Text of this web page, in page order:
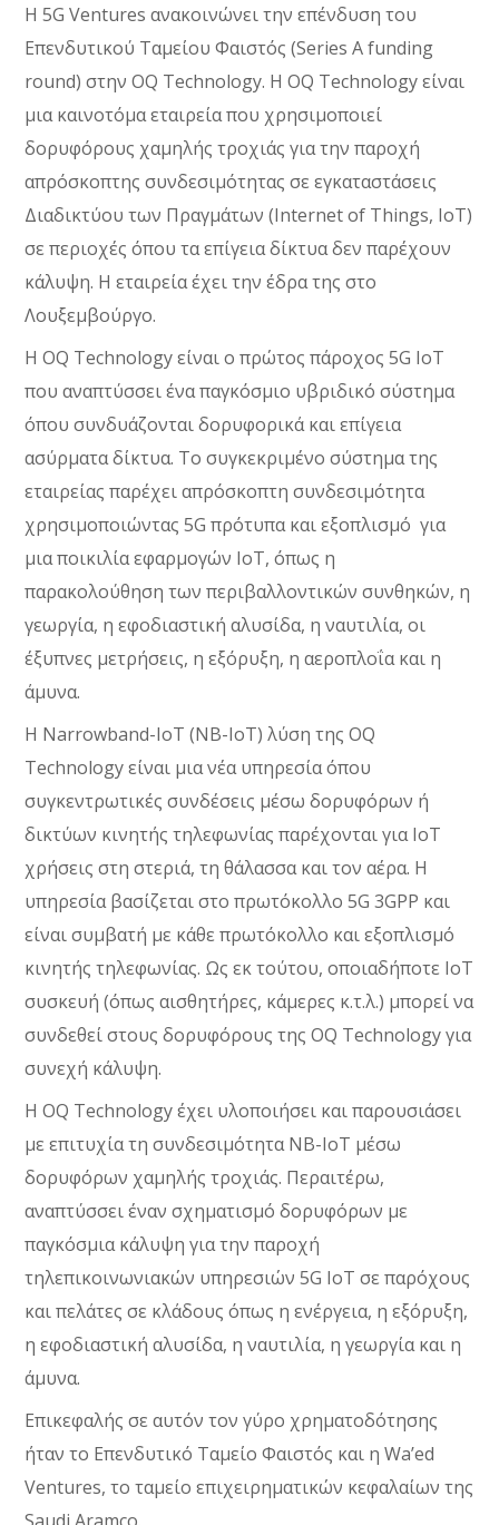
H 5G Ventures ανακοινώνει την επένδυση του
Επενδυτικού Ταμείου Φαιστός (Series A funding
round) στην OQ Technology. Η OQ Technology είναι
μια καινοτόμα εταιρεία που χρησιμοποιεί
δορυφόρους χαμηλής τροχιάς για την παροχή
απρόσκοπτης συνδεσιμότητας σε εγκαταστάσεις
Διαδικτύου των Πραγμάτων (Internet of Things, IoT)
σε περιοχές όπου τα επίγεια δίκτυα δεν παρέχουν
κάλυψη. Η εταιρεία έχει την έδρα της στο
Λουξεμβούργο.
Η OQ Technology είναι ο πρώτος πάροχος 5G IoT
που αναπτύσσει ένα παγκόσμιο υβριδικό σύστημα
όπου συνδυάζονται δορυφορικά και επίγεια
ασύρματα δίκτυα. Το συγκεκριμένο σύστημα της
εταιρείας παρέχει απρόσκοπτη συνδεσιμότητα
χρησιμοποιώντας 5G πρότυπα και εξοπλισμό για
μια ποικιλία εφαρμογών IoT, όπως η
παρακολούθηση των περιβαλλοντικών συνθηκών, η
γεωργία, η εφοδιαστική αλυσίδα, η ναυτιλία, οι
έξυπνες μετρήσεις, η εξόρυξη, η αεροπλοΐα και η
άμυνα.
H Narrowband-IoT (NB-IoT) λύση της OQ
Technology είναι μια νέα υπηρεσία όπου
συγκεντρωτικές συνδέσεις μέσω δορυφόρων ή
δικτύων κινητής τηλεφωνίας παρέχονται για IoT
χρήσεις στη στεριά, τη θάλασσα και τον αέρα. Η
υπηρεσία βασίζεται στο πρωτόκολλο 5G 3GPP και
είναι συμβατή με κάθε πρωτόκολλο και εξοπλισμό
κινητής τηλεφωνίας. Ως εκ τούτου, οποιαδήποτε IoT
συσκευή (όπως αισθητήρες, κάμερες κ.τ.λ.) μπορεί να
συνδεθεί στους δορυφόρους της OQ Technology για
συνεχή κάλυψη.
Η OQ Technology έχει υλοποιήσει και παρουσιάσει
με επιτυχία τη συνδεσιμότητα NB-IoT μέσω
δορυφόρων χαμηλής τροχιάς. Περαιτέρω,
αναπτύσσει έναν σχηματισμό δορυφόρων με
παγκόσμια κάλυψη για την παροχή
τηλεπικοινωνιακών υπηρεσιών 5G IoT σε παρόχους
και πελάτες σε κλάδους όπως η ενέργεια, η εξόρυξη,
η εφοδιαστική αλυσίδα, η ναυτιλία, η γεωργία και η
άμυνα.
Επικεφαλής σε αυτόν τον γύρο χρηματοδότησης
ήταν το Επενδυτικό Ταμείο Φαιστός και η Wa’ed
Ventures, το ταμείο επιχειρηματικών κεφαλαίων της